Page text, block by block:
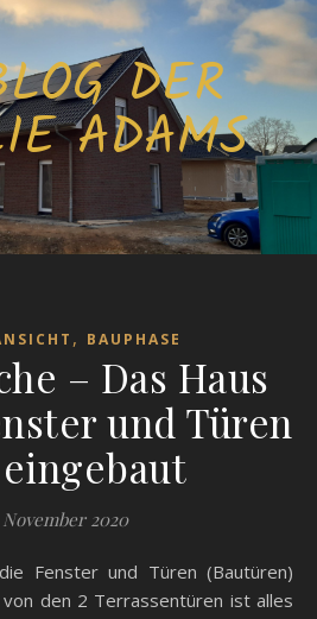
DER
ADAMS
, BAUPHASE
– Das Haus
und Türen
November 2020
den 2 Terrassentüren ist alles